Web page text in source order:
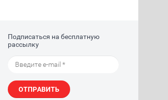
Подписаться на бесплатную
рассылку
ОТПРАВИТЬ